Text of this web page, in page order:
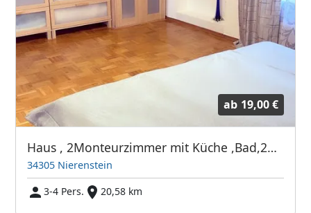
ab 19,00 €
Haus , 2Monteurzimmer mit Küche ,Bad,2Wc, Wohnzimmer
34305 Nierenstein
3-4 Pers.
20,58 km